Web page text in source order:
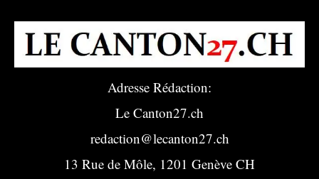
Adresse Rédaction:
Le Canton27.ch
redaction@lecanton27.ch
13 Rue de Môle, 1201 Genève CH